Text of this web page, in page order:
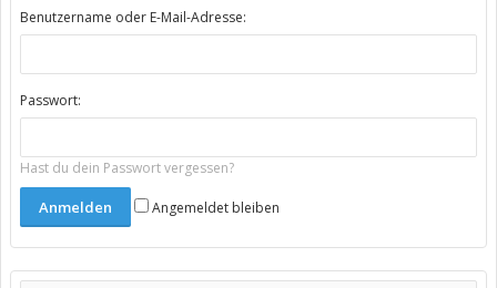
Benutzername oder E-Mail-Adresse:
Passwort:
Hast du dein Passwort vergessen?
Angemeldet bleiben